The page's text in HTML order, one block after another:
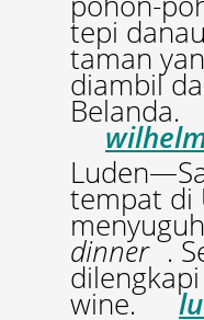
tepi
taman
diambil
Belanda.
tempat di
dinner .
wine.